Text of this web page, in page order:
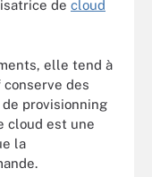
de cloud
elle tend à
conserve des
provisionning
cloud est une
la